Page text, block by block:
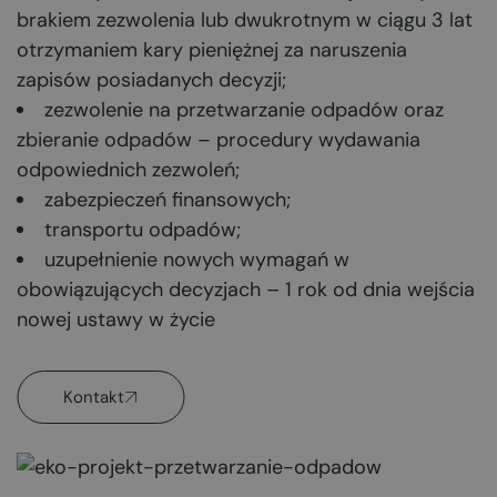
brakiem zezwolenia lub dwukrotnym w ciągu 3 lat
otrzymaniem kary pieniężnej za naruszenia
zapisów posiadanych decyzji;
zezwolenie na przetwarzanie odpadów oraz
zbieranie odpadów – procedury wydawania
odpowiednich zezwoleń;
zabezpieczeń finansowych;
transportu odpadów;
uzupełnienie nowych wymagań w
obowiązujących decyzjach – 1 rok od dnia wejścia
nowej ustawy w życie
Kontakt